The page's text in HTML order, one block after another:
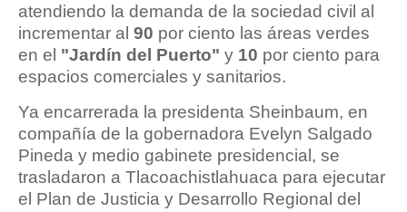
atendiendo la demanda de la sociedad civil al
incrementar al 90 por ciento las áreas verdes
en el "Jardín del Puerto" y 10 por ciento para
espacios comerciales y sanitarios.
Ya encarrerada la presidenta Sheinbaum, en
compañía de la gobernadora Evelyn Salgado
Pineda y medio gabinete presidencial, se
trasladaron a Tlacoachistlahuaca para ejecutar
el Plan de Justicia y Desarrollo Regional del